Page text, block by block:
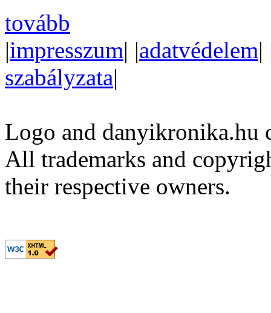
tovább
|impresszum| |adatvédelem|
szabályzata|
Logo and
All trademarks and
their respective owners.